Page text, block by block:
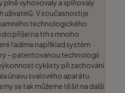
vyhovovaly a splňovaly
uživatelů. V současnosti je
technologického
přišel na trh s mnoho
řadíme například systém
– patentovanou technologii
cyklisty při zachování
únavu svalového aparátu.
my se tak můžeme těšit na další